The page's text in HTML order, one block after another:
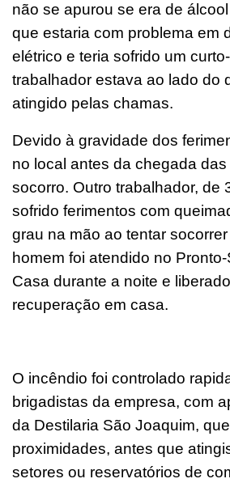
não se apurou se era de
que estaria com problema em
elétrico e teria sofrido um
trabalhador estava ao lado do
atingido pelas chamas.
Devido à gravidade dos
no local antes da chegada
socorro. Outro trabalhador, de
sofrido ferimentos com
grau na mão ao tentar
homem foi atendido no
Casa durante a noite e
recuperação em casa.
O incêndio foi controlado
brigadistas da empresa, com
da Destilaria São Joaquim,
proximidades, antes que
setores ou reservatórios de